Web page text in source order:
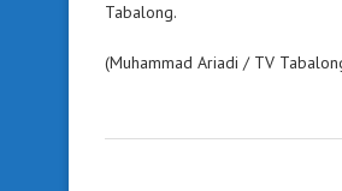
Tabalong.
(Muhammad Ariadi / TV